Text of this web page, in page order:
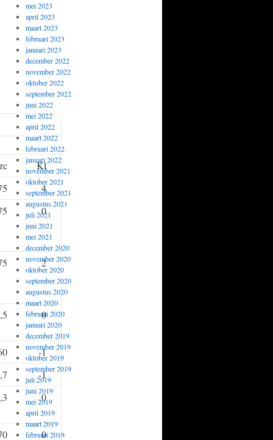
Kl
4
0
2
0
-1
-1
0
0
mei 2023
april 2023
maart 2023
februari 2023
januari 2023
december 2022
november 2022
oktober 2022
september 2022
juni 2022
mei 2022
april 2022
maart 2022
februari 2022
januari 2022
november 2021
oktober 2021
september 2021
augustus 2021
juli 2021
juni 2021
mei 2021
december 2020
november 2020
oktober 2020
september 2020
augustus 2020
maart 2020
februari 2020
januari 2020
december 2019
november 2019
oktober 2019
september 2019
juli 2019
juni 2019
mei 2019
april 2019
maart 2019
februari 2019